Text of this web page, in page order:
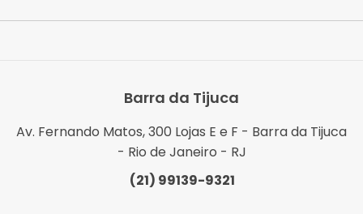
Barra da Tijuca
Av. Fernando Matos, 300 Lojas E e F - Barra da Tijuca
- Rio de Janeiro - RJ
(21) 99139-9321